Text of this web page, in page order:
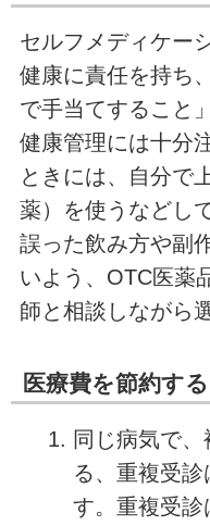
セルフメディケー
健康に責任を持ち
で手当てすること
健康管理には十分
ときには、自分で
薬）を使うなどし
誤った飲み方や副
いよう、OTC医薬
師と相談しながら
医療費を節約す
同じ病気で
る、重複受診
す。重複受診